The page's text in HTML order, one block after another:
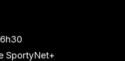
SportyNet+